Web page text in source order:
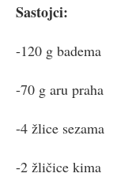
Sastojci:
-120 g badema
-70 g aru praha
-4 žlice sezama
-2 žličice kima